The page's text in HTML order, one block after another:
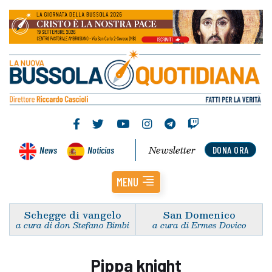
News Noticias DONA ORA
Newsletter
MENU
Schegge di vangelo
a cura di don Stefano Bimbi
San Domenico
a cura di Ermes Dovico
Pippa knight